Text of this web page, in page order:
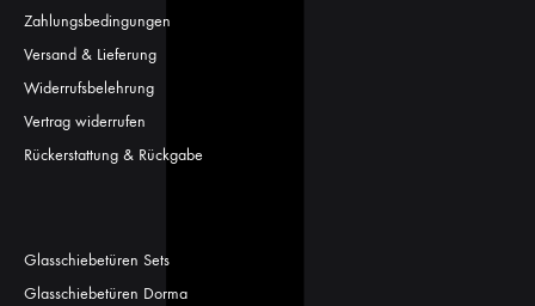
Zahlungsbedingungen
Versand & Lieferung
Widerrufsbelehrung
Vertrag widerrufen
Rückerstattung & Rückgabe
Glasschiebetüren Sets
Glasschiebetüren Dorma